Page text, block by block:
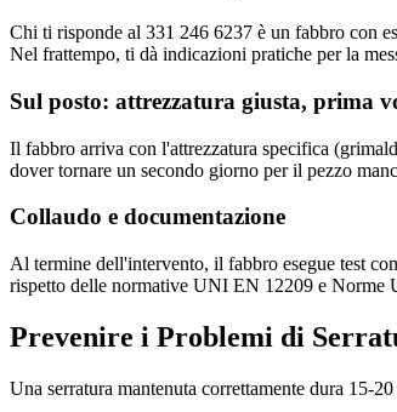
Chi ti risponde al 331 246 6237 è un fabbro con
Nel frattempo, ti dà indicazioni pratiche per la
Sul posto: attrezzatura giusta, prima
Il fabbro arriva con l'attrezzatura specifica
dover tornare un secondo giorno per il pezzo
Collaudo e documentazione
Al termine dell'intervento, il fabbro esegue test
rispetto delle normative UNI EN 12209 e Norme
Prevenire i Problemi di
Una serratura mantenuta correttamente dura 15-